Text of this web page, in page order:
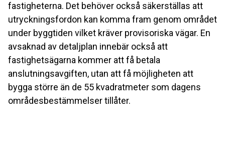
fastigheterna. Det behöver också säkerställas att
utryckningsfordon kan komma fram genom området
under byggtiden vilket kräver provisoriska vägar. En
avsaknad av detaljplan innebär också att
fastighetsägarna kommer att få betala
anslutningsavgiften, utan att få möjligheten att
bygga större än de 55 kvadratmeter som dagens
områdesbestämmelser tillåter.